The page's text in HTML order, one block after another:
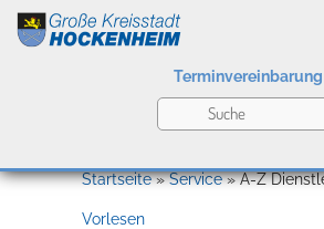
Terminvereinbarung
Startseite»Service»A-Z
Vorlesen